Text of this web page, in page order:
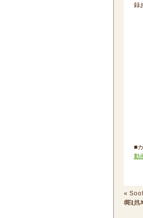
録
■
動
«
#自然
美し